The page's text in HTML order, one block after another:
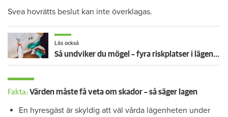
Svea hovrätts beslut kan inte överklagas.
Läs också
Så undviker du mögel – fyra riskplatser i lägenheten: ”Måste städa bort”
Fakta: Värden måste få veta om skador – så säger lagen
En hyresgäst är skyldig att väl vårda lägenheten under